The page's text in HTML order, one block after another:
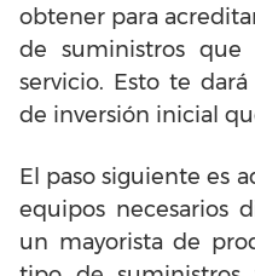
obtener para
de suministros que
servicio. Esto te
de inversión inicial
El paso siguiente es
equipos necesarios
un mayorista de